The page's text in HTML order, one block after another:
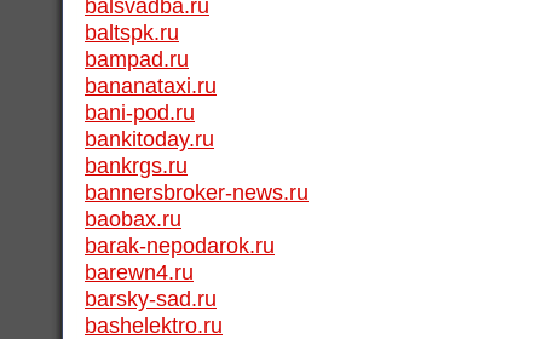
balsvadba.ru
baltspk.ru
bampad.ru
bananataxi.ru
bani-pod.ru
bankitoday.ru
bankrgs.ru
bannersbroker-news.ru
baobax.ru
barak-nepodarok.ru
barewn4.ru
barsky-sad.ru
bashelektro.ru